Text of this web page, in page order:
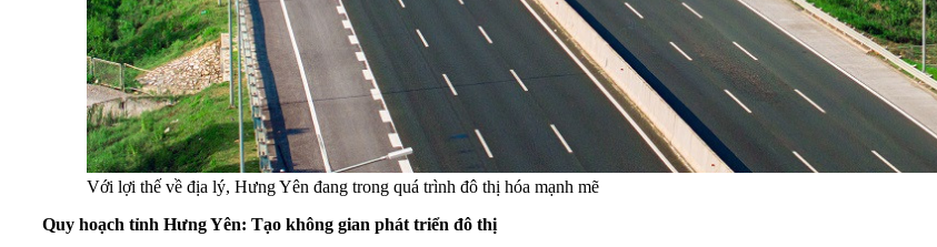
Với lợi thế về địa lý, Hưng Yên đang trong quá trình đô thị hóa mạnh mẽ
Quy hoạch tỉnh Hưng Yên: Tạo không gian phát triển đô thị